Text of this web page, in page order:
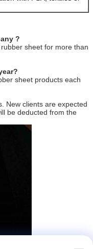
?
sheet for more than
sheet products each
New clients are expected
be deducted from the